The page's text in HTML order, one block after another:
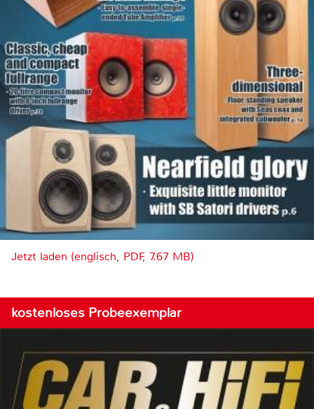
Jetzt laden (englisch, PDF, 7.67 MB)
kostenloses Probeexemplar